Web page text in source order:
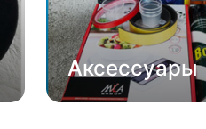
Аксессуары